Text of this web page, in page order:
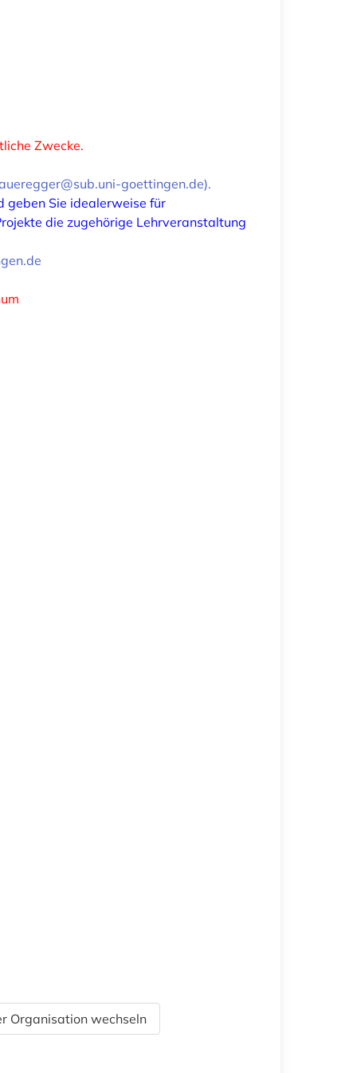
Zwecke.
goettingen.de).
geben Sie idealerweise für
die zugehörige Lehrveranstaltung
Organisation wechseln